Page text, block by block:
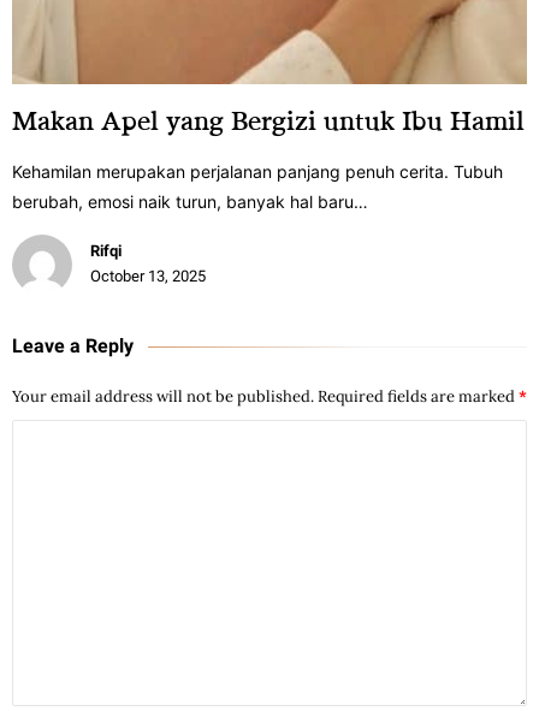
Makan Apel yang Bergizi untuk Ibu Hamil
Kehamilan merupakan perjalanan panjang penuh cerita. Tubuh
berubah, emosi naik turun, banyak hal baru…
Rifqi
October 13, 2025
Leave a Reply
Your email address will not be published.Required fields are marked*